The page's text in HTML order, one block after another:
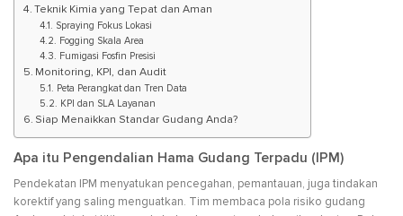
Teknik Kimia yang Tepat dan Aman
Spraying Fokus Lokasi
Fogging Skala Area
Fumigasi Fosfin Presisi
Monitoring, KPI, dan Audit
Peta Perangkat dan Tren Data
KPI dan SLA Layanan
Siap Menaikkan Standar Gudang Anda?
Apa itu Pengendalian Hama Gudang Terpadu (IPM)
Pendekatan IPM menyatukan pencegahan, pemantauan, juga tindakan
korektif yang saling menguatkan. Tim membaca pola risiko gudang